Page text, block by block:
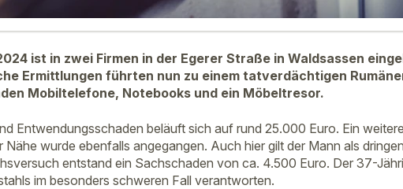
ist in zwei Firmen in der Egerer Straße in Waldsassen
Ermittlungen führten nun zu einem tatverdächtigen
Mobiltelefone, Notebooks und ein Möbeltresor.
Entwendungsschaden beläuft sich auf rund 25.000 Euro. Ein
Nähe wurde ebenfalls angegangen. Auch hier gilt der Mann als
entstand ein Sachschaden von ca. 4.500 Euro. Der 37-
im besonders schweren Fall verantworten.